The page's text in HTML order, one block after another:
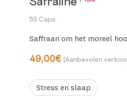
Safraline
50 Caps.
Saffraan om het moreel
49,00€ (Aanbevolen
Stress en slaap